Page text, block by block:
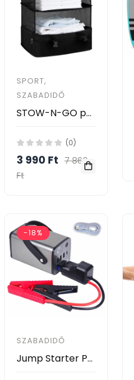
SPORT,
SZABADIDŐ
STOW-N-GO poggyászrendszerező bőrönd, hordozható függő polcok utazáshoz
(0)
3 990 Ft 7 860
Ft
-18%
SZABADIDŐ
Jump Starter Power Bank /800A, 69800 mAh, 3xUSB